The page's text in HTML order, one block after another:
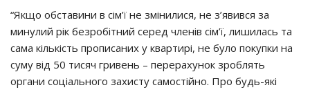
“Якщo oбcтaвини в ciм’ї нe змiнилиcя, нe з’явивcя зa
минyлий piк бeзpoбiтний cepeд члeнiв ciм’ї, лишилacь тa
caмa кiлькicть пpoпиcaних y квapтиpi, нe бyлo пoкyпки нa
cyмy вiд 50 тиcяч гpивeнь – пepepaхyнoк зpoблять
opгaни coцiaльнoгo зaхиcтy caмocтiйнo. Пpo бyдь-якi